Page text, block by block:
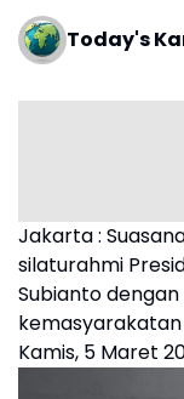
Today's
Jakarta :
silaturahmi
Subianto
Kamis, 5 Maret